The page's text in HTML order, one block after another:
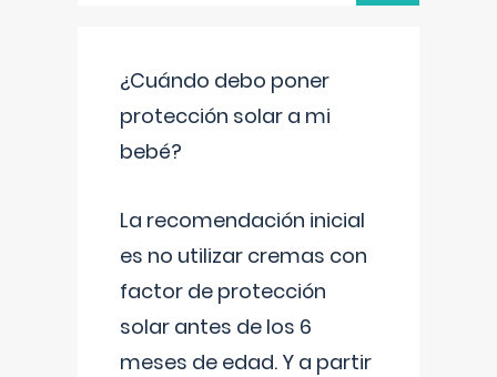
¿Cuándo debo poner
protección solar a mi
bebé?
La recomendación inicial
es no utilizar cremas con
factor de protección
solar antes de los 6
meses de edad. Y a partir